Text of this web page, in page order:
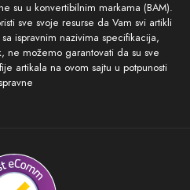
su u konvertibilnim markama (BAM).
sve svoje resurse da Vam svi artikli
ispravnim nazivima specifikacija,
ne možemo garantovati da su sve
artikala na ovom sajtu u potpunosti